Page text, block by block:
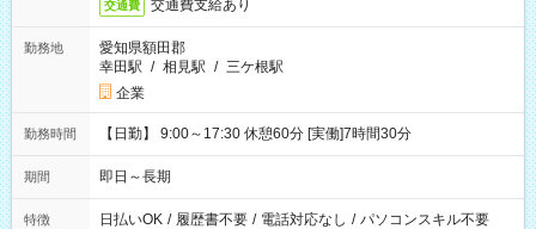
交通費 交通費支給あり
勤務地
愛知県額田郡
幸田駅 / 相見駅 / 三ケ根駅
企業
勤務時間 【日勤】 9:00～17:30 休憩60分 [実働]7時間30分
期間 即日～長期
特徴 日払いOK / 履歴書不要 / 電話対応なし / パソコンスキル不要